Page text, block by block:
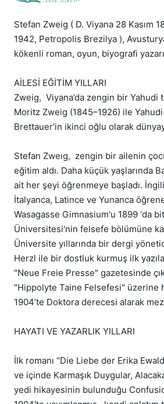
Stefan Zweig ( D. Viyana 28 Kasım
1942, Petropolis Brezilya ),
kökenli roman, oyun, biyografi
AİLESİ EĞİTİM YILLARI
Zweig,  Viyana’da zengin bir
Moritz Zweig (1845–1926) ile Yahudi
Brettauer'in ikinci oğlu olarak
Stefan Zweıg,  zengin bir ailenin
eğitim aldı. Daha küçük yaşlarında
ait her şeyi öğrenmeye başladı.
İtalyanca, Latince ve Yunanca
Wasagasse Gimnasium'u 1899 ‘da
Üniversitesi'nin felsefe bölümüne
Üniversite yıllarında bir dergi
Herzl ile bir dostluk kurmuş ilk
"Neue Freie Presse" gazetesinde
"Hippolyte Taine Felsefesi" üzerine
1904’te Doktora derecesi alarak
HAYATI VE YAZARLIK YILLARI
İlk romanı "Die Liebe der Erika
ve içinde Karmaşık Duygular,
yedi hikayesinin bulunduğu